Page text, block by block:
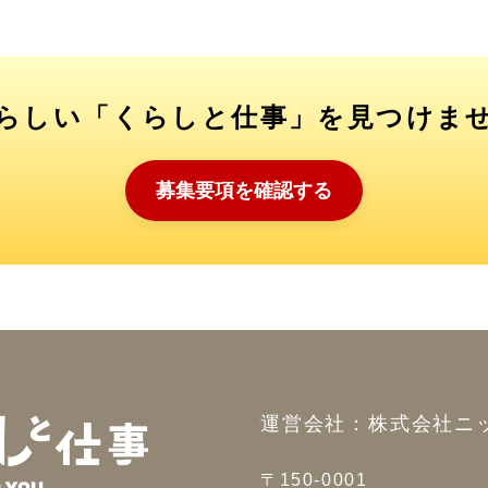
しい「くらしと仕事」を見つけま
募集要項を確認する
運営会社：株式会社ニ
〒150-0001